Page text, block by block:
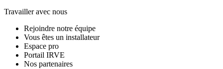
Travailler avec nous
Rejoindre notre équipe
Vous êtes un installateur
Espace pro
Portail IRVE
Nos partenaires